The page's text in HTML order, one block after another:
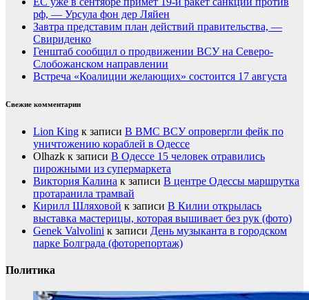
рф, — Урсула фон дер Ляйен
Завтра представим план действий правительства, —
Свириденко
Генштаб сообщил о продвижении ВСУ на Северо-
Слобожанском направлении
Встреча «Коалиции желающих» состоится 17 августа
Свежие комментарии
Lion King к записи В ВМС ВСУ опровергли фейк по
уничтожению кораблей в Одессе
Olhazk к записи В Одессе 15 человек отравились
пирожными из супермаркета
Виктория Калина к записи В центре Одессы маршрутка
протаранила трамвай
Кирилл Шляховой к записи В Килии открылась
выставка мастерицы, которая вышивает без рук (фото)
Genek Valvolini к записи День музыканта в городском
парке Болграда (фоторепортаж)
Политика